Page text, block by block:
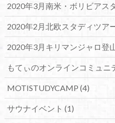
2020年3月南米・ボリビアス
2020年2月北欧スタディツア
2020年3月キリマンジャロ登
もてぃのオンラインコミュニ
MOTISTUDYCAMP (4)
サウナイベント (1)